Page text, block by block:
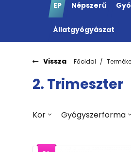
EP Népszerű
Állatgyógyászat
Vissza Főoldal
2. Trimeszter
Kor Gyógyszerforma